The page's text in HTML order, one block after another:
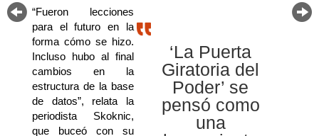
‘La Puerta
Giratoria del
Poder’ se
pensó como
una
“Fueron lecciones
para el futuro en la
forma cómo se hizo.
Incluso hubo al final
cambios en la
estructura de la base
de datos”, relata la
periodista Skoknic,
que buceó con su